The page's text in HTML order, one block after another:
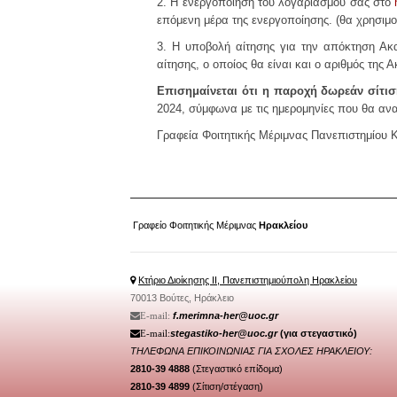
επόμενη μέρα της ενεργοποίησης. (θα
3. Η υποβολή αίτησης για την απόκτηση
αίτησης, ο οποίος θα είναι και ο αριθμός
Επισημαίνεται ότι η παροχή δωρεάν
2024, σύμφωνα με τις ημερομηνίες που θα
Γραφεία Φοιτητικής Μέριμνας Πανεπιστημίου
Γραφείο Φοιτητικής Μέριμνας Ηρακλείου
Κτήριο Διοίκησης ΙΙ, Πανεπιστημιούπολη Ηρακλείου
70013 Βούτες, Ηράκλειο
Ε-mail: f.merimna-her@uoc.gr
Ε-mail:stegastiko-her@uoc.gr(για στεγαστικό)
ΤΗΛΕΦΩΝΑ ΕΠΙΚΟΙΝΩΝΙΑΣ ΓΙΑ ΣΧΟΛΕΣ ΗΡΑΚΛΕΙΟΥ:
2810-39 4888 (Στεγαστικό επίδομα)
2810-39 4899 (Σίτιση/στέγαση)